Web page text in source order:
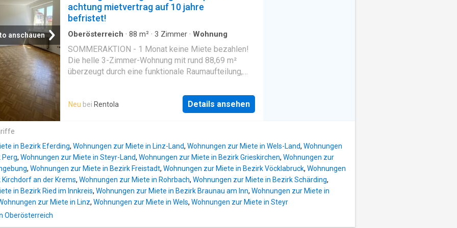
nur für den Vermieter tätig ist. 4400 Steyr, 3 Zimmer
4400 Steyr, 3 Zimmer 4400 Steyr, 3 Zimmer 4400
Steyr, 1.5 Zimmer 4400 Steyr, 3.5 Zimmer 4400
Steyr, 3 Zimmer
anschauen
achtung mietvertrag auf 10 jahre
befristet!
Oberösterreich · 88 m² · 3 Zimmer · Wohnung
SOMMERAKTION - 1 Monat keine Miete bezahlen!
Die helle 3-Zimmer-Wohnung mit rund 88,69 m²
überzeugt durch eine funktionale Raumaufteilung,
Lage in Linz. • Großzügiger Wohnbereich • Zimmer 1
(Schlafzimmer) • Zimmer 2 (Büro-/Kinderzimmer) •
Ruhige Wohnlage • Ideal für Paare oder kleine
Familien • Bezug ab Mai 2026 Die Wohnung befindet
sich im Stadtteil Neue Heimat in Linz und bietet eine
gute Kombination aus ruhigem Wohnen und
städtischer Infrastruktur. Einkaufsmöglichkeiten,
öffentliche Verkehrsmittel sowie Schulen und
Neu bei Rentola Details ansehen
in Bezirk Eferding, Wohnungen zur Miete in Linz-Land, Wohnungen zur Miete in Wels-Land, Wohnungen
Perg, Wohnungen zur Miete in Steyr-Land, Wohnungen zur Miete in Bezirk Grieskirchen, Wohnungen zur
, Wohnungen zur Miete in Bezirk Freistadt, Wohnungen zur Miete in Bezirk Vöcklabruck, Wohnungen
an der Krems, Wohnungen zur Miete in Rohrbach, Wohnungen zur Miete in Bezirk Schärding,
in Bezirk Ried im Innkreis, Wohnungen zur Miete in Bezirk Braunau am Inn, Wohnungen zur Miete in
zur Miete in Linz, Wohnungen zur Miete in Wels, Wohnungen zur Miete in Steyr
Oberösterreich